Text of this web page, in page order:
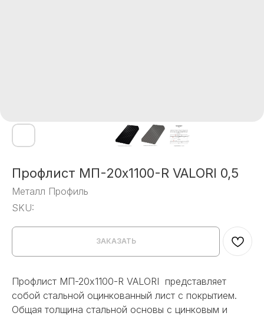
Профлист МП-20x1100-R VALORI 0,5
Металл Профиль
SKU:
ЗАКАЗАТЬ
Профлист МП-20x1100-R VALORI представляет
собой стальной оцинкованный лист с покрытием.
Общая толщина стальной основы с цинковым и